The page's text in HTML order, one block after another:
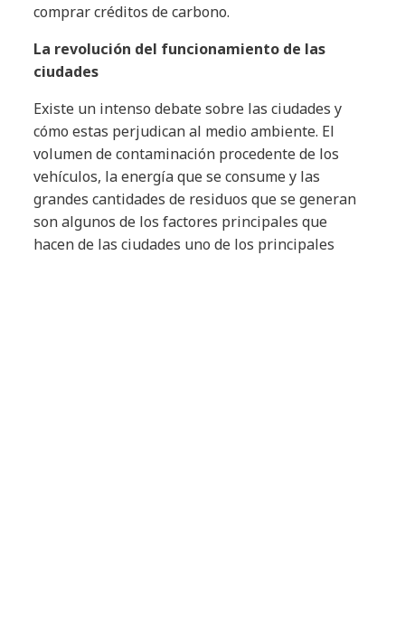
comprar créditos de carbono.
La revolución del funcionamiento de las
ciudades
Existe un intenso debate sobre las ciudades y
cómo estas perjudican al medio ambiente. El
volumen de contaminación procedente de los
vehículos, la energía que se consume y las
grandes cantidades de residuos que se generan
son algunos de los factores principales que
hacen de las ciudades uno de los principales